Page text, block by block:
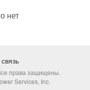
нет
права защищены.
Services, Inc.